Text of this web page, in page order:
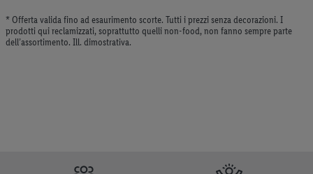
* Offerta valida fino ad esaurimento scorte. Tutti i prezzi senza decorazioni. I
prodotti qui reclamizzati, soprattutto quelli non-food, non fanno sempre parte
dell’assortimento. Ill. dimostrativa.